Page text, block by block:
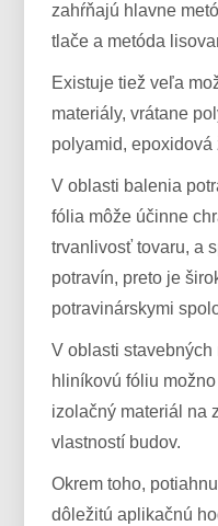
zahŕňajú hlavne
tlače a metóda
Existuje tiež veľa
materiály, vrátane
polyamid, epoxidová
V oblasti balenia
fólia môže účinne
trvanlivosť tovaru, a
potravín, preto je
potravinárskymi
V oblasti stavebných
hliníkovú fóliu
izolačný materiál na
vlastností budov.
Okrem toho,
dôležitú aplikačnú